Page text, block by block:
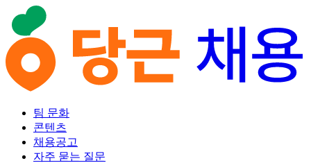
팀 문화
콘텐츠
채용공고
자주 묻는 질문